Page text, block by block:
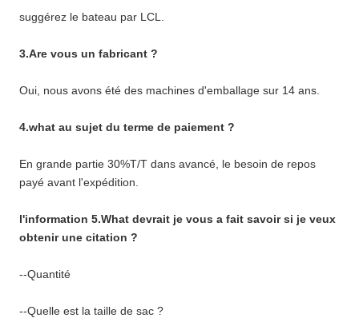
suggérez le bateau par LCL.
3.Are vous un fabricant ?
Oui, nous avons été des machines d'emballage sur 14 ans.
4.what au sujet du terme de paiement ?
En grande partie 30%T/T dans avancé, le besoin de repos
payé avant l'expédition.
l'information 5.What devrait je vous a fait savoir si je veux
obtenir une citation ?
--Quantité
--Quelle est la taille de sac ?